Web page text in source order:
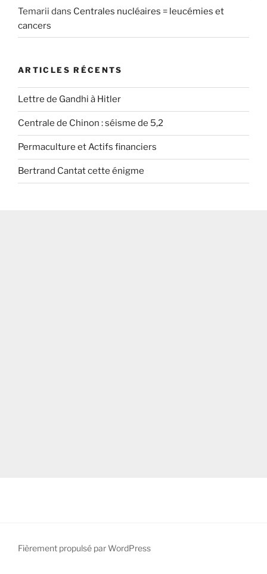
Temarii dans Centrales nucléaires = leucémies et
cancers
ARTICLES RÉCENTS
Lettre de Gandhi à Hitler
Centrale de Chinon : séisme de 5,2
Permaculture et Actifs financiers
Bertrand Cantat cette énigme
Fièrement propulsé par WordPress